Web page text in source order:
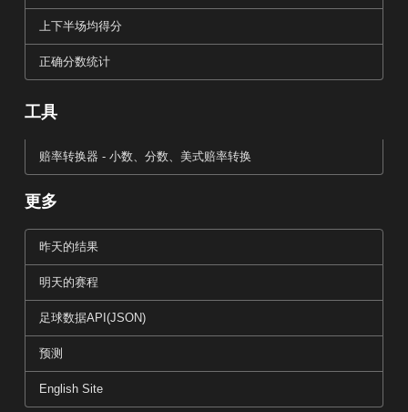
上下半场均得分
正确分数统计
工具
赔率转换器 - 小数、分数、美式赔率转换
更多
昨天的结果
明天的赛程
足球数据API(JSON)
预测
English Site